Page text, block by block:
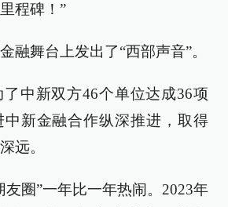
程碑！”
融舞台上发出了“西部声音”。
中新双方46个单位达成36项
新金融合作纵深推进，取得
远。
友圈”一年比一年热闹。2023年